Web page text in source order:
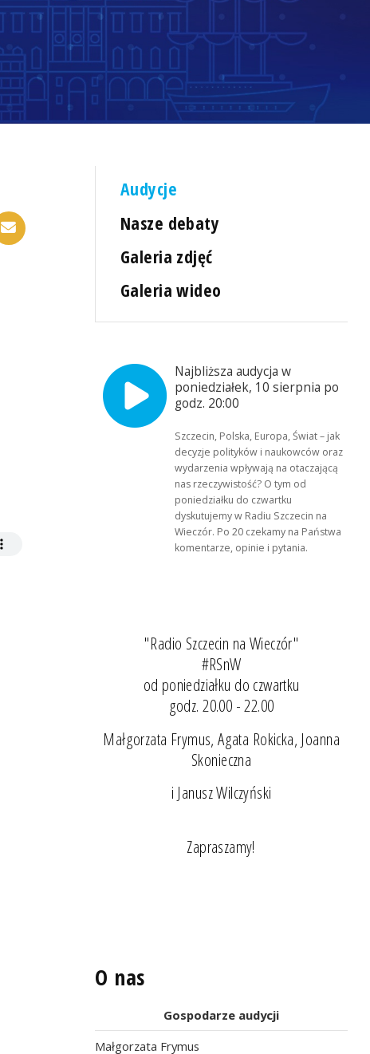
Audycje
Nasze debaty
Galeria zdjęć
Galeria wideo
Najbliższa audycja w
poniedziałek, 10 sierpnia po
godz. 20:00
Szczecin, Polska, Europa, Świat – jak
decyzje polityków i naukowców oraz
wydarzenia wpływają na otaczającą
nas rzeczywistość? O tym od
poniedziałku do czwartku
dyskutujemy w Radiu Szczecin na
Wieczór. Po 20 czekamy na Państwa
komentarze, opinie i pytania.
"Radio Szczecin na Wieczór"
#RSnW
od poniedziałku do czwartku
godz. 20.00 - 22.00
Małgorzata Frymus, Agata Rokicka, Joanna
Skonieczna
i Janusz Wilczyński
Zapraszamy!
O nas
Gospodarze audycji
Małgorzata Frymus